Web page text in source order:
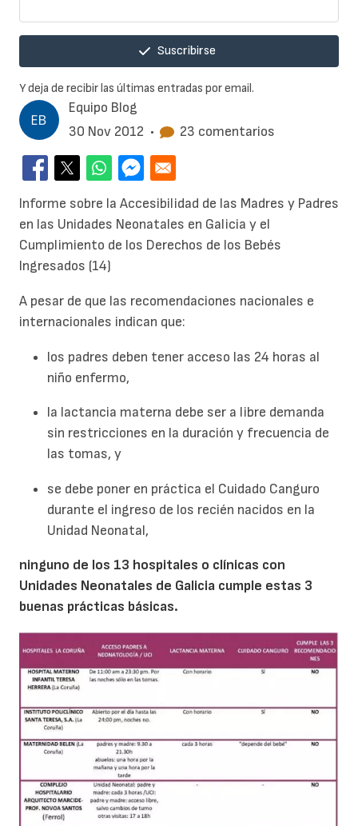
Equipo Blog
30 Nov 2012 • 23 comentarios
Informe sobre la Accesibilidad de las Madres y Padres
en las Unidades Neonatales en Galicia y el
Cumplimiento de los Derechos de los Bebés
Ingresados (14)
A pesar de que las recomendaciones nacionales e
internacionales indican que:
los padres deben tener acceso las 24 horas al
niño enfermo,
la lactancia materna debe ser a libre demanda
sin restricciones en la duración y frecuencia de
las tomas, y
se debe poner en práctica el Cuidado Canguro
durante el ingreso de los recién nacidos en la
Unidad Neonatal,
ninguno de los 13 hospitales o clínicas con
Unidades Neonatales de Galicia cumple estas 3
buenas prácticas básicas.
Suscribirse
Y deja de recibir las últimas entradas por email.